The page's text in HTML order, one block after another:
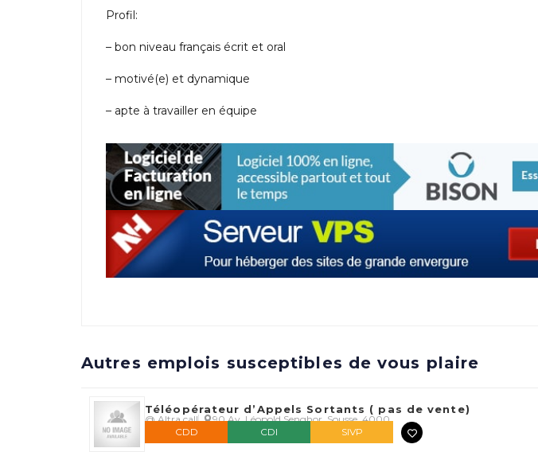
Profil:
– bon niveau français écrit et oral
– motivé(e) et dynamique
– apte à travailler en équipe
Autres emplois susceptibles de vous plaire
Téléopérateur d’Appels Sortants ( pas de vente)
@ Altra call
90 Av. Léopold Senghor, Sousse, 4000
CDD
CDI SIVP